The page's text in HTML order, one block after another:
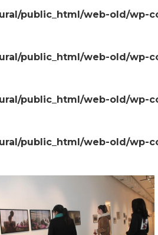
public_html/web-old/wp-
public_html/web-old/wp-
public_html/web-old/wp-
public_html/web-old/wp-